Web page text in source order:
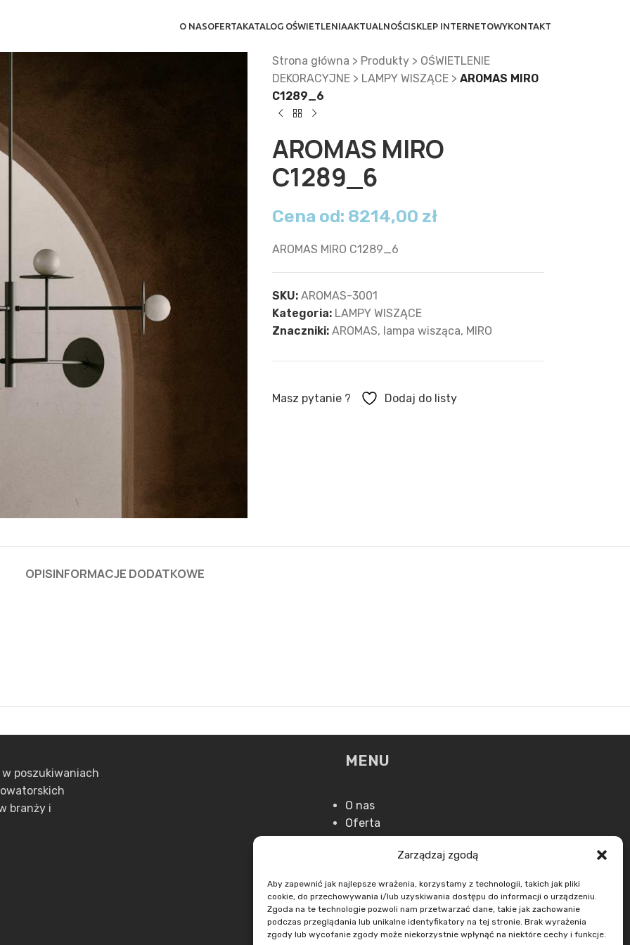
Zarządzaj zgodą
Aby zapewnić jak najlepsze wrażenia, korzystamy z technologii, takich jak pliki
cookie, do przechowywania i/lub uzyskiwania dostępu do informacji o urządzeniu.
Zgoda na te technologie pozwoli nam przetwarzać dane, takie jak zachowanie
podczas przeglądania lub unikalne identyfikatory na tej stronie. Brak wyrażenia
zgody lub wycofanie zgody może niekorzystnie wpłynąć na niektóre cechy i funkcje.
O NASOFERTAKATALOG OŚWIETLENIAAKTUALNOŚCISKLEP INTERNETOWYKONTAKT
Strona główna > Produkty> OŚWIETLENIE
DEKORACYJNE> LAMPY WISZĄCE> AROMAS MIRO
C1289_6
AROMAS MIRO
C1289_6
Cena od: 8214,00 zł
AROMAS MIRO C1289_6
SKU: AROMAS-3001
Kategoria: LAMPY WISZĄCE
Znaczniki: AROMAS, lampa wisząca, MIRO
Masz pytanie ? Dodaj do listy
OPISINFORMACJE DODATKOWE
poszukiwaniach
branży i
MENU
O nas
Oferta
Aktualności